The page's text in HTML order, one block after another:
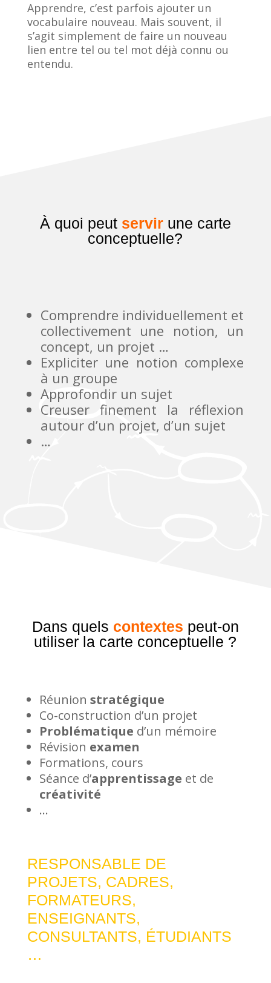
Apprendre, c’est parfois ajouter un
vocabulaire nouveau. Mais souvent, il
s’agit simplement de faire un nouveau
lien entre tel ou tel mot déjà connu ou
entendu.
À quoi peut servir une carte
conceptuelle?
Comprendre individuellement et
collectivement une notion, un
concept, un projet …
Expliciter une notion complexe
à un groupe
Approfondir un sujet
Creuser finement la réflexion
autour d’un projet, d’un sujet
…
Dans quels contextes peut-on
utiliser la carte conceptuelle ?
Réunion stratégique
Co-construction d’un projet
Problématique d’un mémoire
Révision examen
Formations, cours
Séance d’apprentissage et de
créativité
…
RESPONSABLE DE
PROJETS, CADRES,
FORMATEURS,
ENSEIGNANTS,
CONSULTANTS, ÉTUDIANTS
…